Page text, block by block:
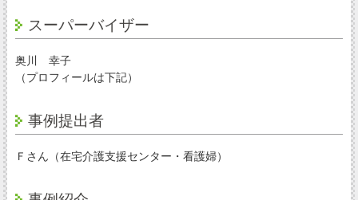
スーパーバイザー
奥川 幸子
（プロフィールは下記）
事例提出者
Ｆさん（在宅介護支援センター・看護婦）